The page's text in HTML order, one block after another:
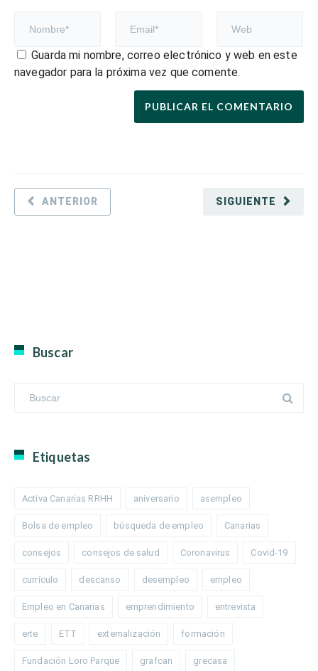
Guarda mi nombre, correo electrónico y web en este
navegador para la próxima vez que comente.
SIGUIENTE
ANTERIOR
Buscar
Etiquetas
Activa Canarias RRHH aniversario asempleo
Bolsa de empleo búsqueda de empleo Canarias
consejos consejos de salud Coronavirus Covid-19
currículo descanso desempleo empleo
Empleo en Canarias emprendimiento entrevista
erte ETT externalización formación
Fundación Loro Parque grafcan grecasa